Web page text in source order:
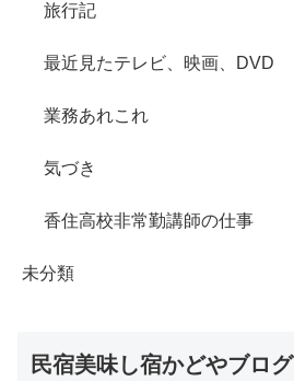
旅行記
最近見たテレビ、映画、DVD
業務あれこれ
気づき
香住高校非常勤講師の仕事
未分類
民宿美味し宿かどやブログ